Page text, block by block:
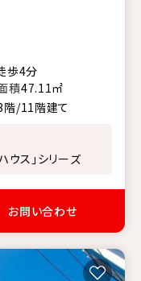
歩4分
積47.11㎡
階/11階建て
ウス」シリーズ
お問い合わせ